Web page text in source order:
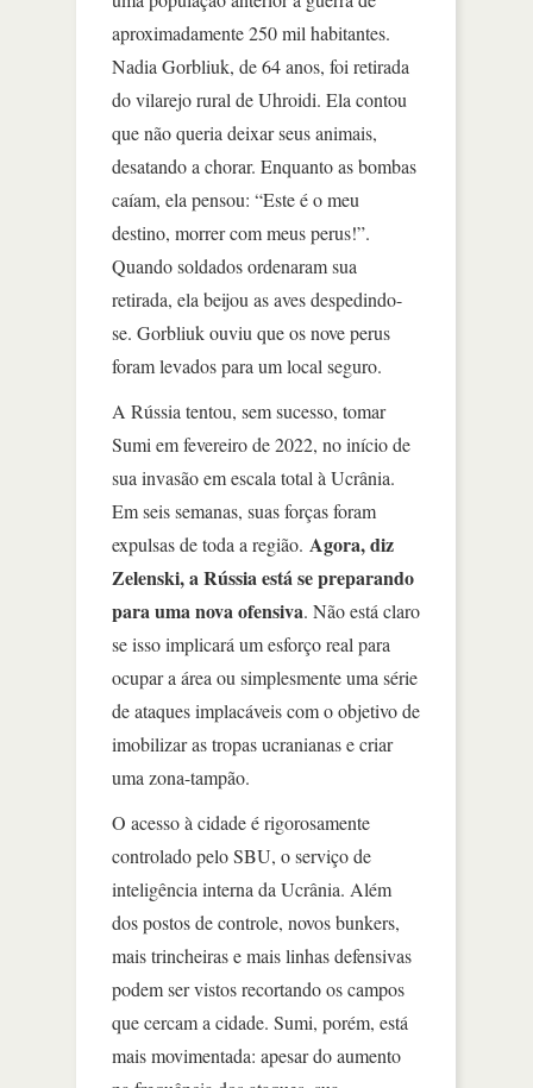
aproximadamente 250 mil habitantes.
Nadia Gorbliuk, de 64 anos, foi retirada
do vilarejo rural de Uhroidi. Ela contou
que não queria deixar seus animais,
desatando a chorar. Enquanto as bombas
caíam, ela pensou: “Este é o meu
destino, morrer com meus perus!”.
Quando soldados ordenaram sua
retirada, ela beijou as aves despedindo-
se. Gorbliuk ouviu que os nove perus
foram levados para um local seguro.
A Rússia tentou, sem sucesso, tomar
Sumi em fevereiro de 2022, no início de
sua invasão em escala total à Ucrânia.
Em seis semanas, suas forças foram
expulsas de toda a região. Agora, diz
Zelenski, a Rússia está se preparando
para uma nova ofensiva. Não está claro
se isso implicará um esforço real para
ocupar a área ou simplesmente uma série
de ataques implacáveis com o objetivo de
imobilizar as tropas ucranianas e criar
uma zona-tampão.
O acesso à cidade é rigorosamente
controlado pelo SBU, o serviço de
inteligência interna da Ucrânia. Além
dos postos de controle, novos bunkers,
mais trincheiras e mais linhas defensivas
podem ser vistos recortando os campos
que cercam a cidade. Sumi, porém, está
mais movimentada: apesar do aumento